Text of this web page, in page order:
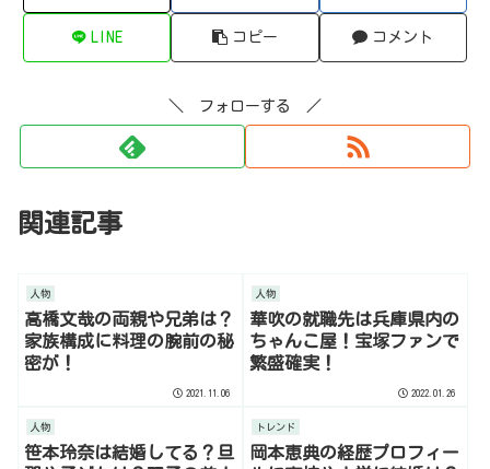
LINE コピー コメント
＼ フォローする ／
関連記事
人物
高橋文哉の両親や兄弟は？
家族構成に料理の腕前の秘
密が！
2021.11.06
人物
華吹の就職先は兵庫県内の
ちゃんこ屋！宝塚ファンで
繁盛確実！
2022.01.26
人物
笹本玲奈は結婚してる？旦
トレンド
岡本恵典の経歴プロフィー